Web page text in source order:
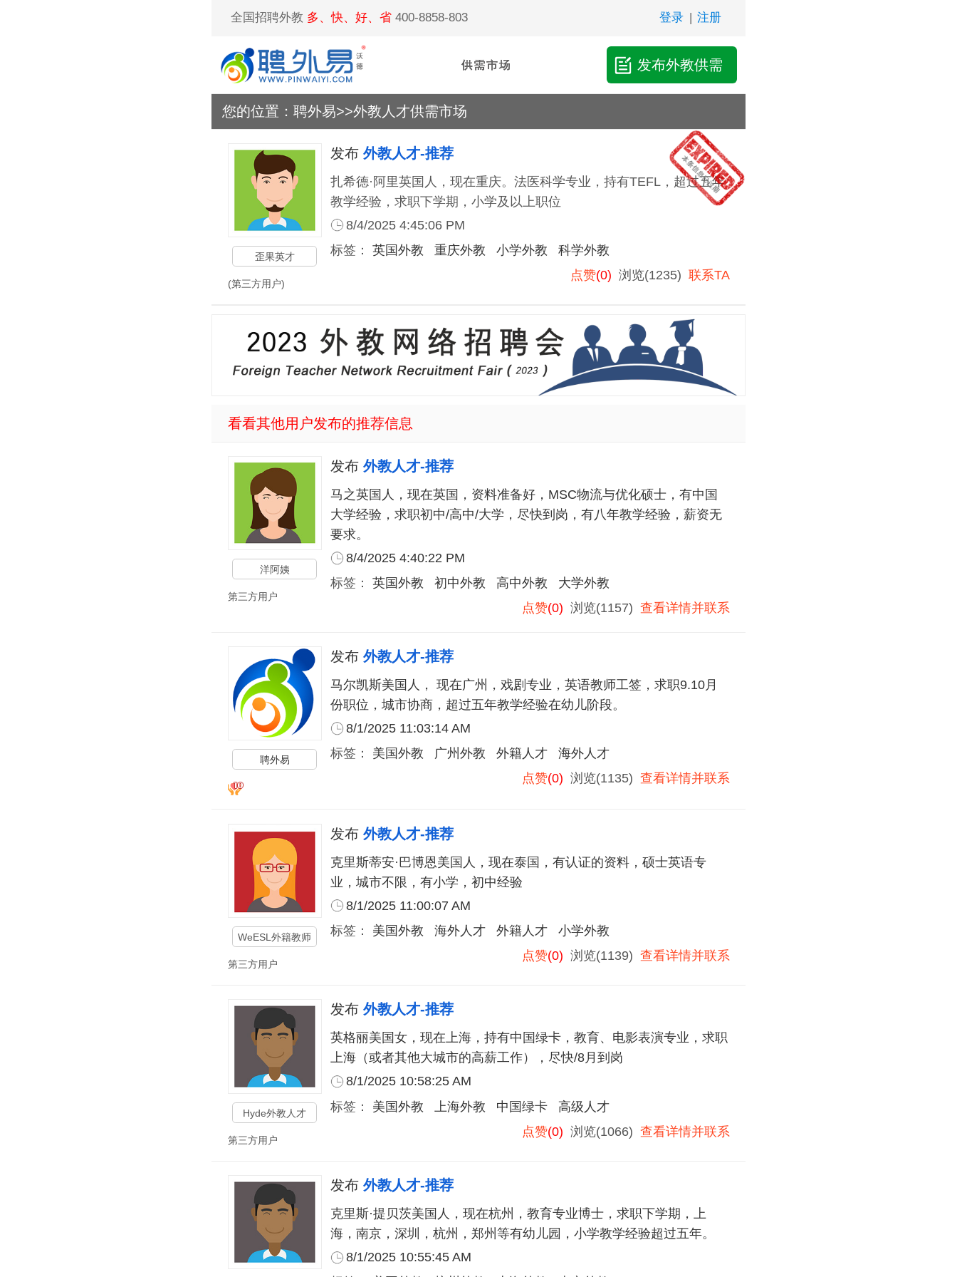
全国招聘外教 多、快、好、省400-8858-803 登录 | 注册
发布外教供需
您的位置： 聘外易>>外教人才供需市场
歪果英才
(第三方用户)
发布 外教人才-推荐
扎希德·阿里英国人，现在重庆。法医科学专业，持有TEFL，超过五年
教学经验，求职下学期，小学及以上职位
8/4/2025 4:45:06 PM
标签： 英国外教 重庆外教 小学外教
科学外教
点赞(0) 浏览(1235) 联系TA
看看其他用户发布的推荐信息
洋阿姨
第三方用户
发布 外教人才-推荐
马之英国人，现在英国，资料准备好，MSC物流与优化硕士，有中国
大学经验，求职初中/高中/大学，尽快到岗，有八年教学经验，薪资无
要求。
8/4/2025 4:40:22 PM
标签： 英国外教 初中外教 高中外教
大学外教
点赞(0) 浏览(1157) 查看详情并联系
聘外易
发布 外教人才-推荐
马尔凯斯美国人， 现在广州，戏剧专业，英语教师工签，求职9.10月
份职位，城市协商，超过五年教学经验在幼儿阶段。
8/1/2025 11:03:14 AM
标签： 美国外教 广州外教 外籍人才
海外人才
点赞(0) 浏览(1135) 查看详情并联系
WeESL外籍教师
第三方用户
发布 外教人才-推荐
克里斯蒂安·巴博恩美国人，现在泰国，有认证的资料，硕士英语专
业，城市不限，有小学，初中经验
8/1/2025 11:00:07 AM
标签： 美国外教 海外人才 外籍人才
小学外教
点赞(0) 浏览(1139) 查看详情并联系
Hyde外教人才
第三方用户
发布 外教人才-推荐
英格丽美国女，现在上海，持有中国绿卡，教育、电影表演专业，求职
上海（或者其他大城市的高薪工作），尽快/8月到岗
8/1/2025 10:58:25 AM
标签： 美国外教 上海外教 中国绿卡
高级人才
点赞(0) 浏览(1066) 查看详情并联系
发布 外教人才-推荐
克里斯·提贝茨美国人，现在杭州，教育专业博士，求职下学期，上
海，南京，深圳，杭州，郑州等有幼儿园，小学教学经验超过五年。
8/1/2025 10:55:45 AM